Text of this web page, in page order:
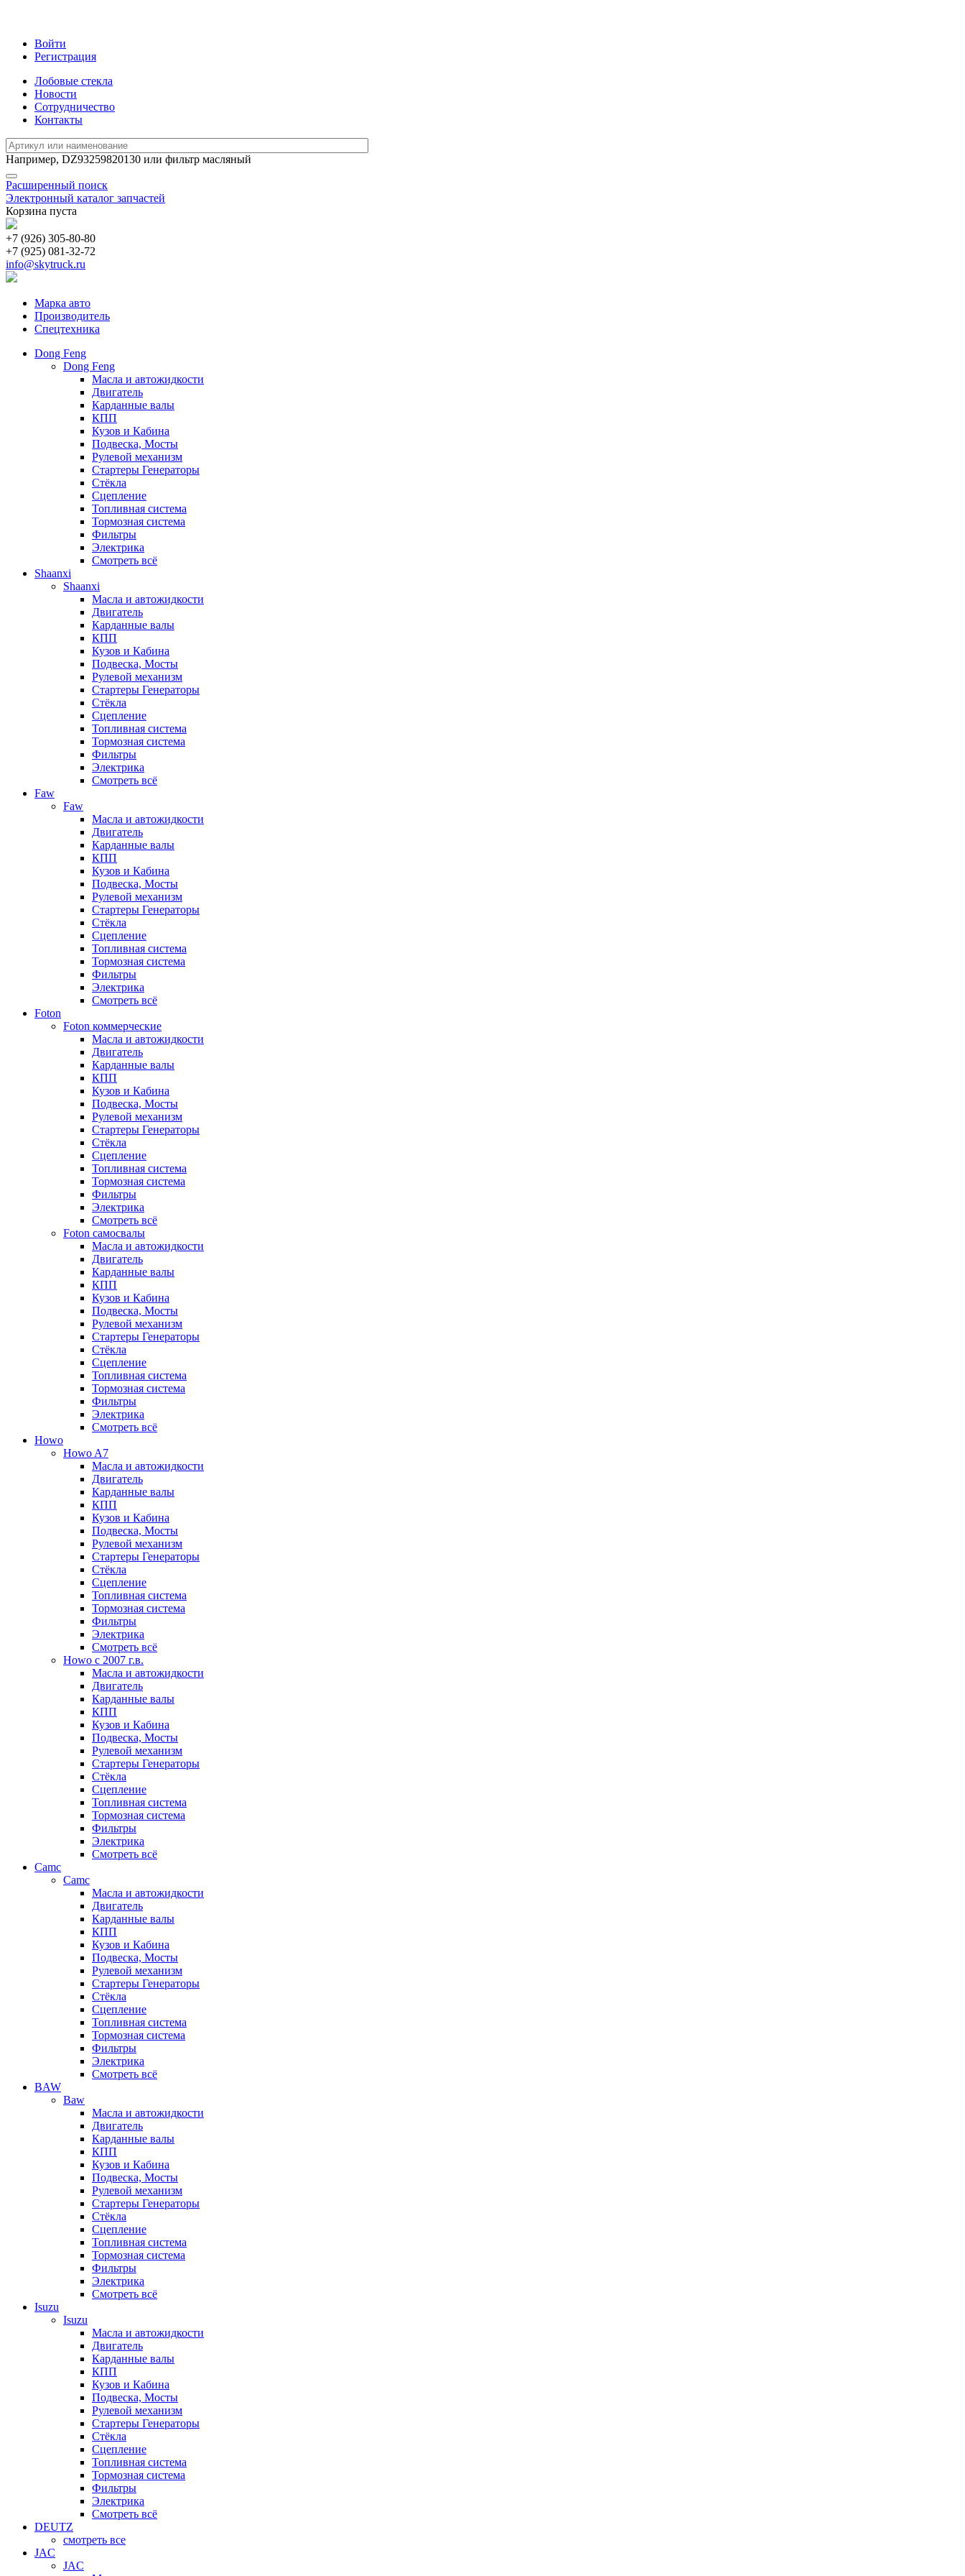
Войти
Регистрация
Лобовые стекла
Новости
Сотрудничество
Контакты
Например, DZ93259820130 или фильтр масляный
Расширенный поиск
Электронный каталог запчастей
Корзина пуста
+7 (926) 305-80-80
+7 (925) 081-32-72
info@skytruck.ru
Марка авто
Производитель
Спецтехника
Dong Feng
Dong Feng
Масла и автожидкости
Двигатель
Карданные валы
КПП
Кузов и Кабина
Подвеска, Мосты
Рулевой механизм
Стартеры Генераторы
Стёкла
Сцепление
Топливная система
Тормозная система
Фильтры
Электрика
Смотреть всё
Shaanxi
Shaanxi
Масла и автожидкости
Двигатель
Карданные валы
КПП
Кузов и Кабина
Подвеска, Мосты
Рулевой механизм
Стартеры Генераторы
Стёкла
Сцепление
Топливная система
Тормозная система
Фильтры
Электрика
Смотреть всё
Faw
Faw
Масла и автожидкости
Двигатель
Карданные валы
КПП
Кузов и Кабина
Подвеска, Мосты
Рулевой механизм
Стартеры Генераторы
Стёкла
Сцепление
Топливная система
Тормозная система
Фильтры
Электрика
Смотреть всё
Foton
Foton коммерческие
Масла и автожидкости
Двигатель
Карданные валы
КПП
Кузов и Кабина
Подвеска, Мосты
Рулевой механизм
Стартеры Генераторы
Стёкла
Сцепление
Топливная система
Тормозная система
Фильтры
Электрика
Смотреть всё
Foton самосвалы
Масла и автожидкости
Двигатель
Карданные валы
КПП
Кузов и Кабина
Подвеска, Мосты
Рулевой механизм
Стартеры Генераторы
Стёкла
Сцепление
Топливная система
Тормозная система
Фильтры
Электрика
Смотреть всё
Howo
Howo A7
Масла и автожидкости
Двигатель
Карданные валы
КПП
Кузов и Кабина
Подвеска, Мосты
Рулевой механизм
Стартеры Генераторы
Стёкла
Сцепление
Топливная система
Тормозная система
Фильтры
Электрика
Смотреть всё
Howo c 2007 г.в.
Масла и автожидкости
Двигатель
Карданные валы
КПП
Кузов и Кабина
Подвеска, Мосты
Рулевой механизм
Стартеры Генераторы
Стёкла
Сцепление
Топливная система
Тормозная система
Фильтры
Электрика
Смотреть всё
Camc
Camc
Масла и автожидкости
Двигатель
Карданные валы
КПП
Кузов и Кабина
Подвеска, Мосты
Рулевой механизм
Стартеры Генераторы
Стёкла
Сцепление
Топливная система
Тормозная система
Фильтры
Электрика
Смотреть всё
BAW
Baw
Масла и автожидкости
Двигатель
Карданные валы
КПП
Кузов и Кабина
Подвеска, Мосты
Рулевой механизм
Стартеры Генераторы
Стёкла
Сцепление
Топливная система
Тормозная система
Фильтры
Электрика
Смотреть всё
Isuzu
Isuzu
Масла и автожидкости
Двигатель
Карданные валы
КПП
Кузов и Кабина
Подвеска, Мосты
Рулевой механизм
Стартеры Генераторы
Стёкла
Сцепление
Топливная система
Тормозная система
Фильтры
Электрика
Смотреть всё
DEUTZ
смотреть все
JAC
JAC